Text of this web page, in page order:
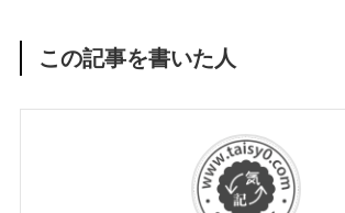
この記事を書いた人